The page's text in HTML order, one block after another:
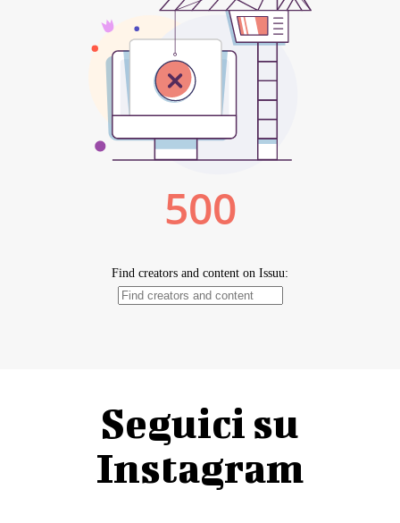
Seguici su
Instagram